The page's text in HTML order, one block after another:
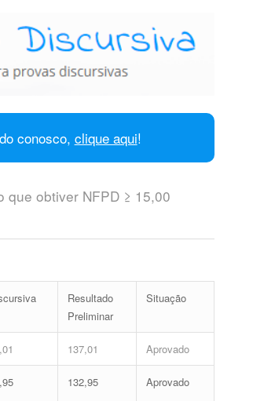
conosco, clique aqui!
obtiver NFPD ≥ 15,00
Resultado
Preliminar
Situação
137,01 Aprovado
132,95 Aprovado